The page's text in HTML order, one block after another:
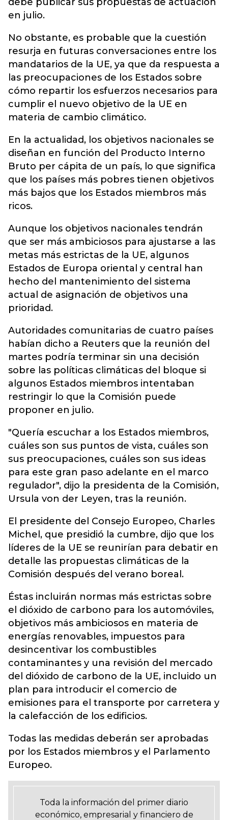
en julio.
No obstante, es probable que la cuestión
resurja en futuras conversaciones entre los
mandatarios de la UE, ya que da respuesta a
las preocupaciones de los Estados sobre
cómo repartir los esfuerzos necesarios para
cumplir el nuevo objetivo de la UE en
materia de cambio climático.
En la actualidad, los objetivos nacionales se
diseñan en función del Producto Interno
Bruto per cápita de un país, lo que significa
que los países más pobres tienen objetivos
más bajos que los Estados miembros más
ricos.
Aunque los objetivos nacionales tendrán
que ser más ambiciosos para ajustarse a las
metas más estrictas de la UE, algunos
Estados de Europa oriental y central han
hecho del mantenimiento del sistema
actual de asignación de objetivos una
prioridad.
Autoridades comunitarias de cuatro países
habían dicho a Reuters que la reunión del
martes podría terminar sin una decisión
sobre las políticas climáticas del bloque si
algunos Estados miembros intentaban
restringir lo que la Comisión puede
proponer en julio.
"Quería escuchar a los Estados miembros,
cuáles son sus puntos de vista, cuáles son
sus preocupaciones, cuáles son sus ideas
para este gran paso adelante en el marco
regulador", dijo la presidenta de la Comisión,
Ursula von der Leyen, tras la reunión.
El presidente del Consejo Europeo, Charles
Michel, que presidió la cumbre, dijo que los
líderes de la UE se reunirían para debatir en
detalle las propuestas climáticas de la
Comisión después del verano boreal.
Éstas incluirán normas más estrictas sobre
el dióxido de carbono para los automóviles,
objetivos más ambiciosos en materia de
energías renovables, impuestos para
desincentivar los combustibles
contaminantes y una revisión del mercado
del dióxido de carbono de la UE, incluido un
plan para introducir el comercio de
emisiones para el transporte por carretera y
la calefacción de los edificios.
Todas las medidas deberán ser aprobadas
por los Estados miembros y el Parlamento
Europeo.
Toda la información del primer diario
económico, empresarial y financiero de